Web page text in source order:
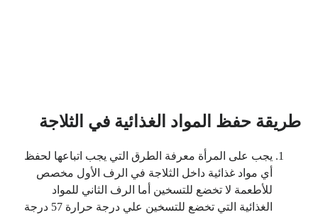
طريقة حفظ المواد الغذائية في الثلاجة
يجب على المرأة معرفة الطرق التي يجب اتباعها لحفظ
أي مواد غذائية داخل الثلاجة في الرف الأول مخصص
للأطعمة لا تخضع للتسخين أما الرف الثاني للمواد
الغذائية التي تخضع للتسخين علي درجة حرارة 57 درجة